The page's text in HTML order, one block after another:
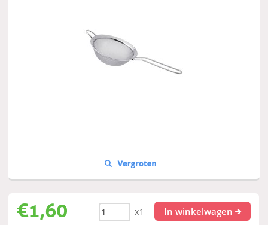
€1,60 x1 In winkelwagen